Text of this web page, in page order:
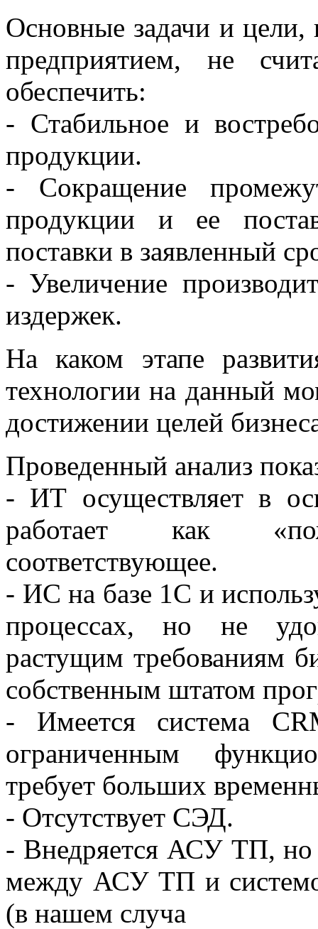
Основные задачи и цели,
предприятием, не
обеспечить:
- Стабильное и
продукции.
- Сокращение
продукции и ее
поставки в заявленный
- Увеличение
издержек.
На каком этапе
технологии на данный
достижении целей
Проведенный анализ
- ИТ осуществляет в
работает как
соответствующее.
- ИС на базе 1С и
процессах, но не
растущим требованиям
собственным штатом
- Имеется система
ограниченным
требует больших
- Отсутствует СЭД.
- Внедряется АСУ ТП, но
между АСУ ТП и
(в нашем случа